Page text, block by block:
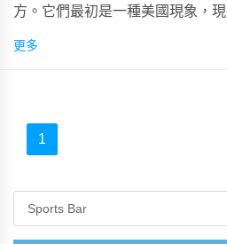
方。它們最初是一種美國現象，
更多
1